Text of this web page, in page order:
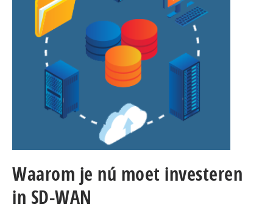
Waarom je nú moet investeren
in SD-WAN